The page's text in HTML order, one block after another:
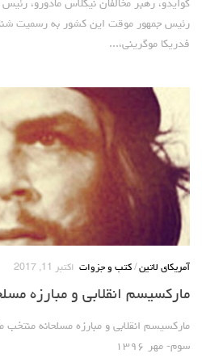
گوایدو، رهبر مخالفان نیکلاس مادورو، رئیس
رئیس جمهور موقت این کشور به رسمیت
فدریکا موگرینی،...
آمریکای لاتین / کتب و جزوات اکتبر 11, 2017
مارکسیسم انقلابی و مبارزه
مارکسیسم انقلابی و مبارزه مسلحانه ‌منتخب
سوم- مهر ۱۳۹۶